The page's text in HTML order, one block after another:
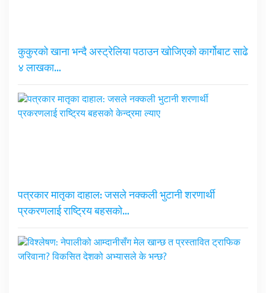
कुकुरको खाना भन्दै अस्ट्रेलिया पठाउन खोजिएको कार्गोबाट साढे
४ लाखका…
पत्रकार मातृका दाहाल: जसले नक्कली भुटानी शरणार्थी
प्रकरणलाई राष्ट्रिय बहसको…